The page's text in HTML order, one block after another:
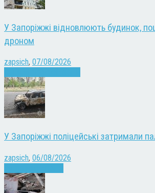
У Запоріжжі відновлюють будинок,
дроном
zapsich, 07/08/2026
У Запоріжжі поліцейські затримали
zapsich, 06/08/2026